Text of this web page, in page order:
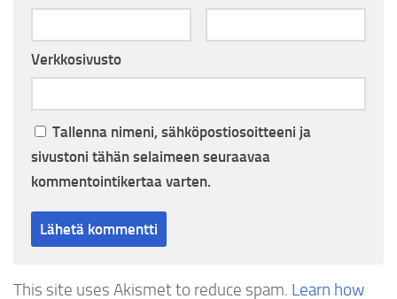
Verkkosivusto
Tallenna nimeni, sähköpostiosoitteeni ja
sivustoni tähän selaimeen seuraavaa
kommentointikertaa varten.
This site uses Akismet to reduce spam. Learn how